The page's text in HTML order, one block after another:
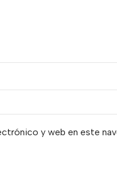
y web en este